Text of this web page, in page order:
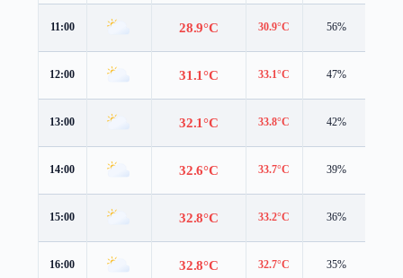
11:00 28.9°C 30.9°C 56%
12:00 31.1°C 33.1°C 47%
13:00 32.1°C 33.8°C 42%
14:00 32.6°C 33.7°C 39%
15:00 32.8°C 33.2°C 36%
16:00 32.8°C 32.7°C 35%